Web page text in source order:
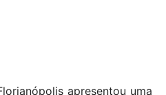
apresentou uma